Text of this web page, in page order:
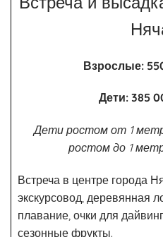
Взрослые:
Дети: 385
Дети ростом от 1
ростом до 1
Встреча в центре города
экскурсовод, деревянная
плавание, очки для
сезонные фрукты.